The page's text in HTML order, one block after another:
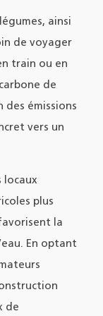
ainsi
de voyager
train ou en
de
émissions
vers un
locaux
plus
la
En optant
de